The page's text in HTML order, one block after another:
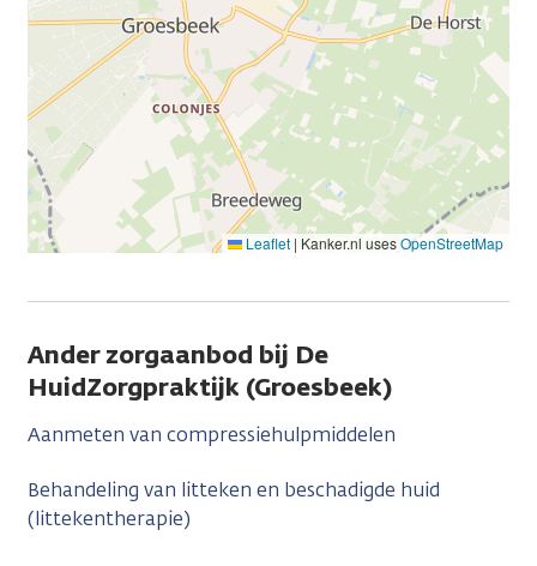
Leaflet | Kanker.nl usesOpenStreetMap
Ander zorgaanbod bij De
HuidZorgpraktijk (Groesbeek)
Aanmeten van compressiehulpmiddelen
Behandeling van litteken en beschadigde huid
(littekentherapie)